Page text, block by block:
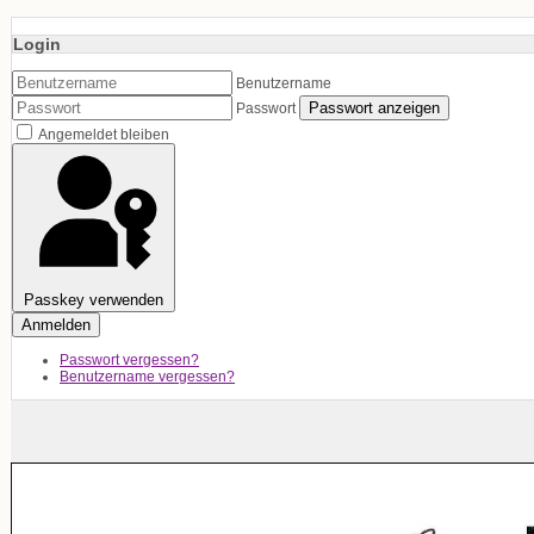
Login
Benutzername
Passwort
Passwort anzeigen
Angemeldet bleiben
Passkey verwenden
Anmelden
Passwort vergessen?
Benutzername vergessen?